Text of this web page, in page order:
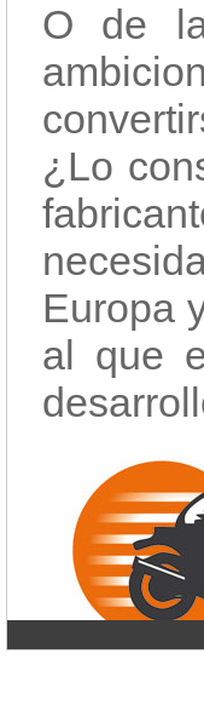
O de
¿Lo
Europa
al que